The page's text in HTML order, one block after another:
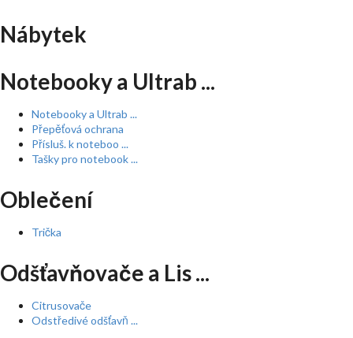
Nábytek
Notebooky a Ultrab ...
Notebooky a Ultrab ...
Přepěťová ochrana
Přísluš. k noteboo ...
Tašky pro notebook ...
Oblečení
Trička
Odšťavňovače a Lis ...
Citrusovače
Odstředivé odšťavň ...